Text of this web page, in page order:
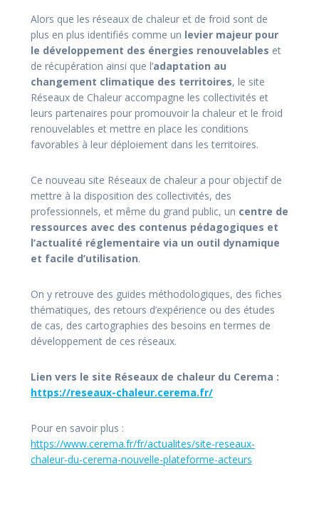
Alors que les réseaux de chaleur et de froid sont de
plus en plus identifiés comme un levier majeur pour
le développement des énergies renouvelables et
de récupération ainsi que l’adaptation au
changement climatique des territoires, le site
Réseaux de Chaleur accompagne les collectivités et
leurs partenaires pour promouvoir la chaleur et le froid
renouvelables et mettre en place les conditions
favorables à leur déploiement dans les territoires.
Ce nouveau site Réseaux de chaleur a pour objectif de
mettre à la disposition des collectivités, des
professionnels, et même du grand public, un centre de
ressources avec des contenus pédagogiques et
l’actualité réglementaire via un outil dynamique
et facile d’utilisation.
On y retrouve des guides méthodologiques, des fiches
thématiques, des retours d’expérience ou des études
de cas, des cartographies des besoins en termes de
développement de ces réseaux.
Lien vers le site Réseaux de chaleur du Cerema :
https://reseaux-chaleur.cerema.fr/
Pour en savoir plus :
https://www.cerema.fr/fr/actualites/site-reseaux-
chaleur-du-cerema-nouvelle-plateforme-acteurs